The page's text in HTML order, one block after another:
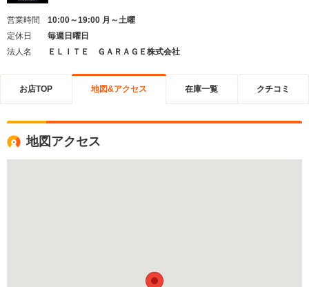
営業時間
10:00～19:00 月～土曜
定休日
毎週日曜日
法人名
ＥＬＩＴＥ ＧＡＲＡＧＥ株式会社
お店TOP 地図&アクセス 在庫一覧 クチコミ
地図アクセス